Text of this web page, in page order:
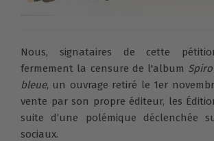
Nous, signataires de cette
fermement la censure de l'album
bleue, un ouvrage retiré le 1er
vente par son propre éditeur, les
suite d’une polémique déclenchée
sociaux.